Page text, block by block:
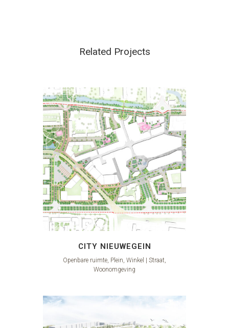
Related Projects
CITY NIEUWEGEIN
Openbare ruimte, Plein, Winkel | Straat,
Woonomgeving